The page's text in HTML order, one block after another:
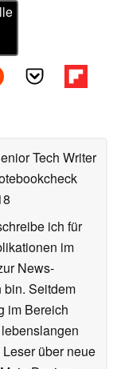
Tech Writer
ich für
im
News-
bin. Seitdem
im Bereich
über neue